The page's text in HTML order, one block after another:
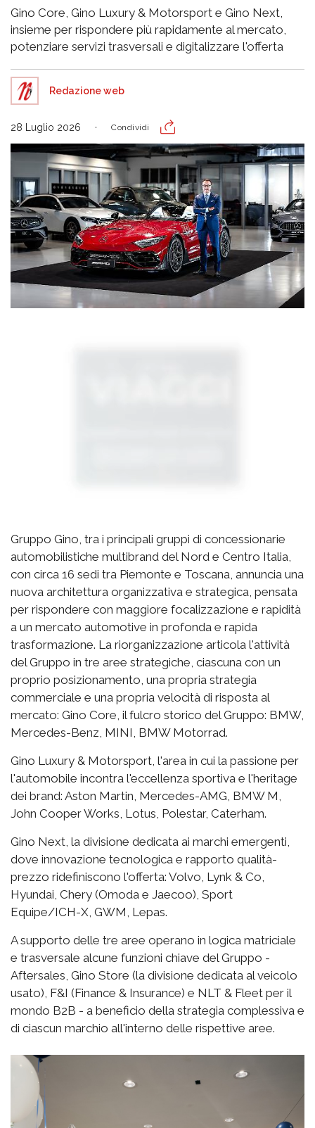
Gino Core, Gino Luxury & Motorsport e Gino Next,
insieme per rispondere più rapidamente al mercato,
potenziare servizi trasversali e digitalizzare l'offerta
Redazione web
28 Luglio 2026 Condividi
Gruppo Gino, tra i principali gruppi di concessionarie
automobilistiche multibrand del Nord e Centro Italia,
con circa 16 sedi tra Piemonte e Toscana, annuncia una
nuova architettura organizzativa e strategica, pensata
per rispondere con maggiore focalizzazione e rapidità
a un mercato automotive in profonda e rapida
trasformazione. La riorganizzazione articola l'attività
del Gruppo in tre aree strategiche, ciascuna con un
proprio posizionamento, una propria strategia
commerciale e una propria velocità di risposta al
mercato: Gino Core, il fulcro storico del Gruppo: BMW,
Mercedes-Benz, MINI, BMW Motorrad.
Gino Luxury & Motorsport, l'area in cui la passione per
l'automobile incontra l'eccellenza sportiva e l'heritage
dei brand: Aston Martin, Mercedes-AMG, BMW M,
John Cooper Works, Lotus, Polestar, Caterham.
Gino Next, la divisione dedicata ai marchi emergenti,
dove innovazione tecnologica e rapporto qualità-
prezzo ridefiniscono l'offerta: Volvo, Lynk & Co,
Hyundai, Chery (Omoda e Jaecoo), Sport
Equipe/ICH-X, GWM, Lepas.
A supporto delle tre aree operano in logica matriciale
e trasversale alcune funzioni chiave del Gruppo -
Aftersales, Gino Store (la divisione dedicata al veicolo
usato), F&I (Finance & Insurance) e NLT & Fleet per il
mondo B2B - a beneficio della strategia complessiva e
di ciascun marchio all'interno delle rispettive aree.